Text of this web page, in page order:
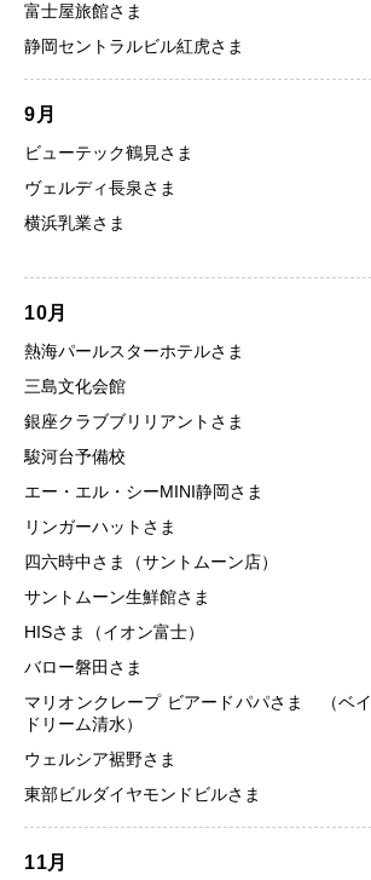
富士屋旅館さま
静岡セントラルビル紅虎さま
9月
ビューテック鶴見さま
ヴェルディ長泉さま
横浜乳業さま
10月
熱海パールスターホテルさま
三島文化会館
銀座クラブブリリアントさま
駿河台予備校
エー・エル・シーMINI静岡さま
リンガーハットさま
四六時中さま（サントムーン店）
サントムーン生鮮館さま
HISさま（イオン富士）
バロー磐田さま
マリオンクレープ ビアードパパさま （ベイ
ドリーム清水）
ウェルシア裾野さま
東部ビルダイヤモンドビルさま
11月